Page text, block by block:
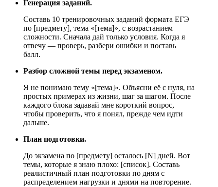
Генерация заданий.
Составь 10 тренировочных заданий формата ЕГЭ
по [предмету], тема «[тема]», с возрастанием
сложности. Сначала дай только условия. Когда я
отвечу — проверь, разбери ошибки и поставь
балл.
Разбор сложной темы перед экзаменом.
Я не понимаю тему «[тема]». Объясни её с нуля, на
простых примерах из жизни, шаг за шагом. После
каждого блока задавай мне короткий вопрос,
чтобы проверить, что я понял, прежде чем идти
дальше.
План подготовки.
До экзамена по [предмету] осталось [N] дней. Вот
темы, которые я знаю плохо: [список]. Составь
реалистичный план подготовки по дням с
распределением нагрузки и днями на повторение.